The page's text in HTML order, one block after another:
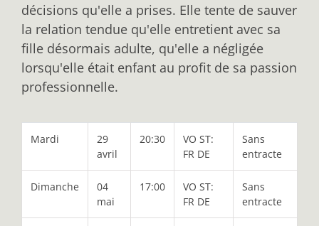
décisions qu'elle a prises. Elle tente de sauver
la relation tendue qu'elle entretient avec sa
fille désormais adulte, qu'elle a négligée
lorsqu'elle était enfant au profit de sa passion
professionnelle.
Mardi
29
avril
20:30
VO ST:
FR DE
Sans
entracte
Dimanche
04
mai
17:00
VO ST:
FR DE
Sans
entracte